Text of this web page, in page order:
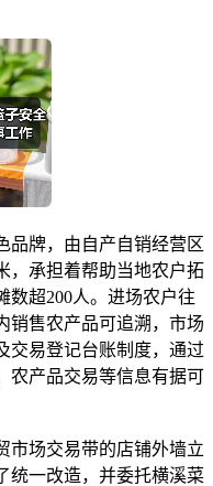
牌，由自产自销经营区
，承担着帮助当地农户拓
数超200人。进场农户往
销售农产品可追溯，市场
交易登记台账制度，通过
农产品交易等信息有据可
场交易带的店铺外墙立
统一改造，并委托横溪菜